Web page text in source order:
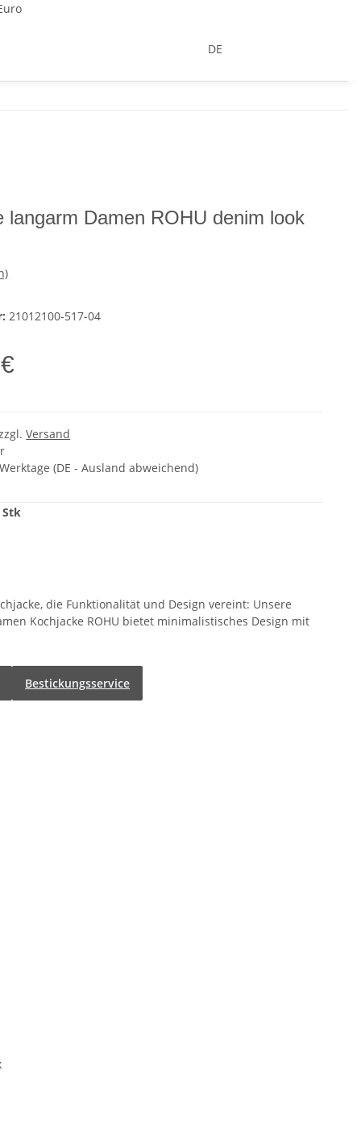
DE
langarm Damen ROHU denim look
21012100-517-04
Versand
(DE - Ausland abweichend)
die Funktionalität und Design vereint: Unsere
Kochjacke ROHU bietet minimalistisches Design mit
Bestickungsservice